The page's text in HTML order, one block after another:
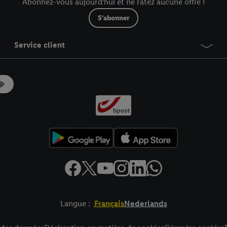
S'abonner
Service client
Langue : FrançaisNederlands